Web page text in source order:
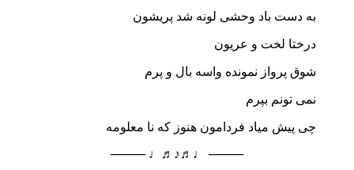
به دست باد وحشی لونه شد پریشون
درختا لخت و عریون
شوق پرواز نمونده واسه بال و پرم
نمی تونم بپرم
چی پیش میاد فردامون هنوز که نا معلومه
──── ♩♬♪♬♩ ────